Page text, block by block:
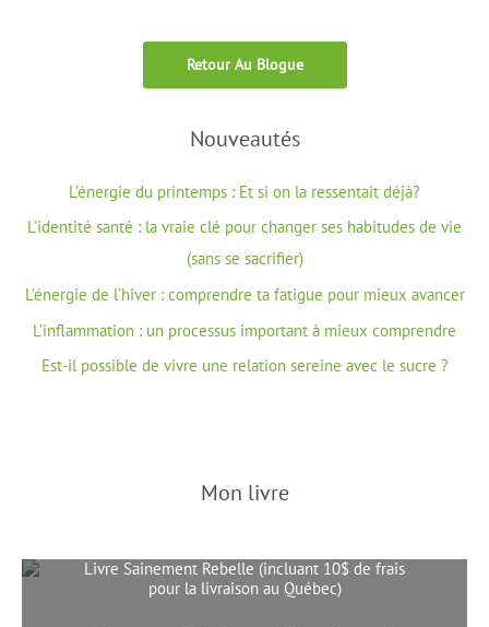
Retour Au Blogue
Nouveautés
L’énergie du printemps : Et si on la ressentait déjà?
L’identité santé : la vraie clé pour changer ses habitudes de vie
(sans se sacrifier)
L’énergie de l’hiver : comprendre ta fatigue pour mieux avancer
L’inflammation : un processus important à mieux comprendre
Est-il possible de vivre une relation sereine avec le sucre ?
Mon livre
Livre Sainement Rebelle (incluant 10$ de frais
pour la livraison au Québec)